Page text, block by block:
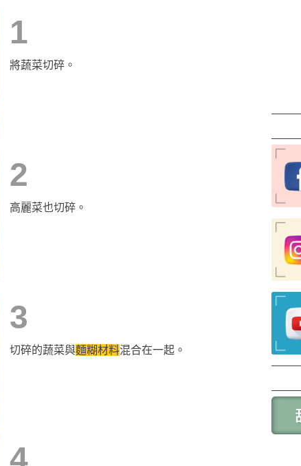
1
將蔬菜切碎。
2
高麗菜也切碎。
3
切碎的蔬菜與麵糊材料混合在一起。